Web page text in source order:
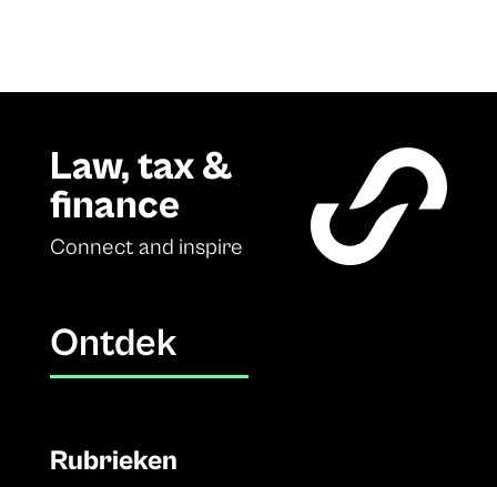
Law, tax &
finance
Connect and inspire
Ontdek
Rubrieken